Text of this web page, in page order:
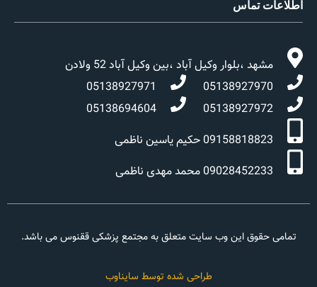
اطلاعات تماس
مشهد ،بلوار وکیل آباد ،بین وکیل آباد 52 ولادن
05138927970
05138927971
05138927972
05138694604
09158818823 حکیم یاسین ناظمی
09028452233 محمد مهدی ناظمی
تمامی حقوق این وب سایت متعلق به مجتمع پزشکی ققنوس می باشد.
طراحی شده توسط سایناوب